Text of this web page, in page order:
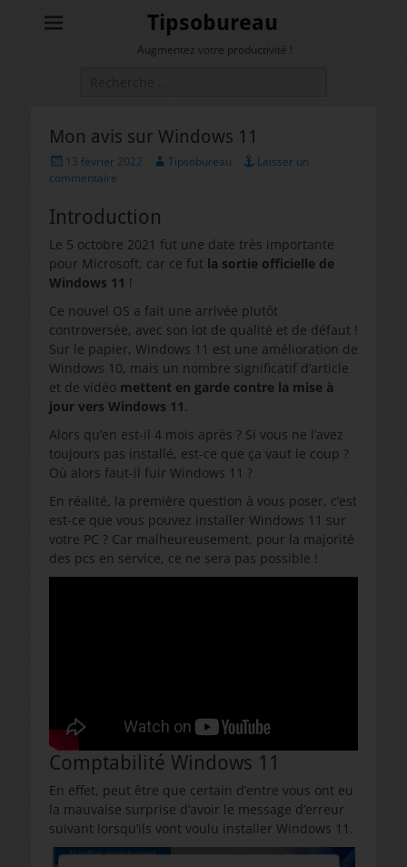
Tipsobureau
Augmentez votre productivité !
Mon avis sur Windows 11
Posted
on
13 février 2022 Author
Tipsobureau
Laisser un
commentaire
Introduction
Le 5 octobre 2021 fut une date très importante
pour Microsoft, car ce fut la sortie officielle de
Windows 11 !
Ce nouvel OS a fait une arrivée plutôt
controversée, avec son lot de qualité et de défaut !
Sur le papier, Windows 11 est une amélioration de
Windows 10, mais un nombre significatif d’article
et de vidéo mettent en garde contre la mise à
jour vers Windows 11.
Alors qu’en est-il 4 mois après ? Si vous ne l’avez
toujours pas installé, est-ce que ça vaut le coup ?
Où alors faut-il fuir Windows 11 ?
En réalité, la première question à vous poser, c’est
est-ce que vous pouvez installer Windows 11 sur
votre PC ? Car malheureusement, pour la majorité
des pcs en service, ce ne sera pas possible !
Comptabilité Windows 11
En effet, peut être que certain d’entre vous ont eu
la mauvaise surprise d’avoir le message d’erreur
suivant lorsqu’ils vont voulu installer Windows 11.